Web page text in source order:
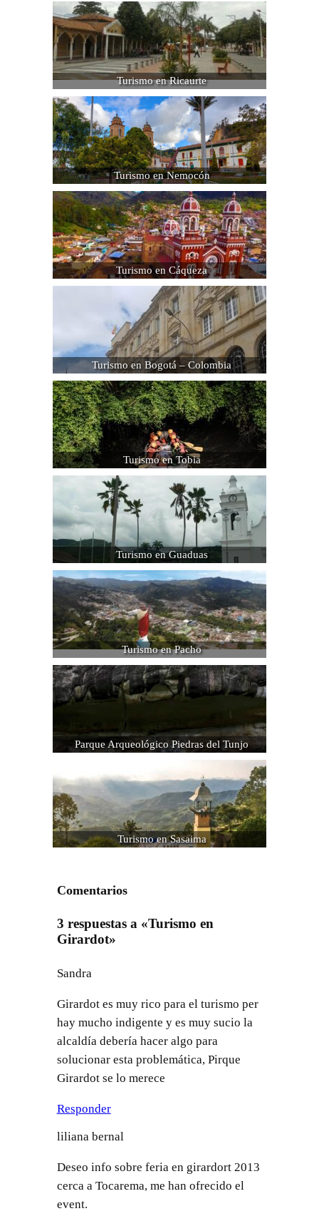
Turismo en Ricaurte
Turismo en Nemocón
Turismo en Cáqueza
Turismo en Bogotá – Colombia
Turismo en Tobia
Turismo en Guaduas
Turismo en Pacho
Parque Arqueológico Piedras del Tunjo
Turismo en Sasaima
Comentarios
3 respuestas a «Turismo en
Girardot»
Sandra
Girardot es muy rico para el turismo per
hay mucho indigente y es muy sucio la
alcaldía debería hacer algo para
solucionar esta problemática, Pirque
Girardot se lo merece
Responder
liliana bernal
Deseo info sobre feria en girardort 2013
cerca a Tocarema, me han ofrecido el
event.